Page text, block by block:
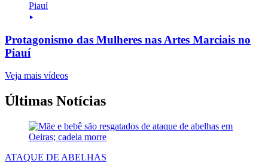
Protagonismo das Mulheres nas Artes Marciais no
Piauí
Veja mais vídeos
Últimas Notícias
ATAQUE DE ABELHAS